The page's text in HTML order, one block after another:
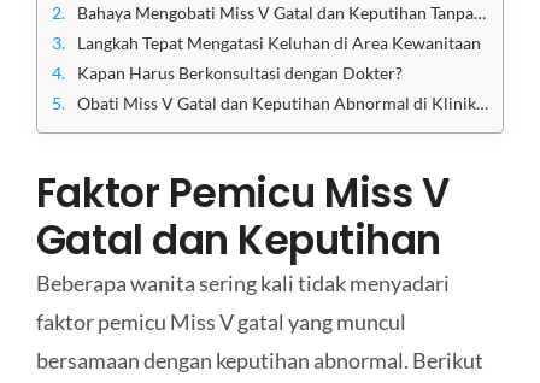
Bahaya Mengobati Miss V Gatal dan Keputihan Tanpa Saran Dokter
Langkah Tepat Mengatasi Keluhan di Area Kewanitaan
Kapan Harus Berkonsultasi dengan Dokter?
Obati Miss V Gatal dan Keputihan Abnormal di Klinik Apollo Jakarta
Faktor Pemicu Miss V
Gatal dan Keputihan
Beberapa wanita sering kali tidak menyadari
faktor pemicu Miss V gatal yang muncul
bersamaan dengan keputihan abnormal. Berikut